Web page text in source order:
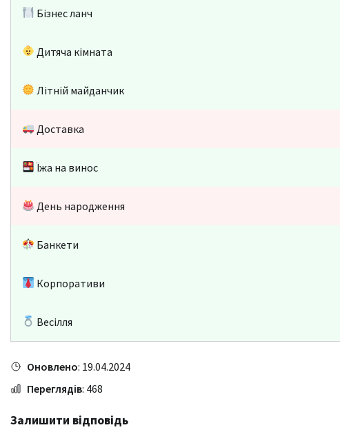
Бізнес ланч
Дитяча кімната
Літній майданчик
Доставка
Їжа на винос
День народження
Банкети
Корпоративи
Весілля
Оновлено: 19.04.2024
Переглядів: 468
Залишити відповідь